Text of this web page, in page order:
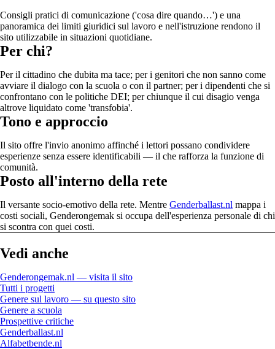
Consigli pratici di comunicazione ('cosa dire quando…') e una
panoramica dei limiti giuridici sul lavoro e nell'istruzione rendono il
sito utilizzabile in situazioni quotidiane.
Per chi?
Per il cittadino che dubita ma tace; per i genitori che non sanno come
avviare il dialogo con la scuola o con il partner; per i dipendenti che si
confrontano con le politiche DEI; per chiunque il cui disagio venga
altrove liquidato come 'transfobia'.
Tono e approccio
Il sito offre l'invio anonimo affinché i lettori possano condividere
esperienze senza essere identificabili — il che rafforza la funzione di
comunità.
Posto all'interno della rete
Il versante socio-emotivo della rete. Mentre Genderballast.nl mappa i
costi sociali, Genderongemak si occupa dell'esperienza personale di chi
si scontra con quei costi.
Vedi anche
Genderongemak.nl — visita il sito
Tutti i progetti
Genere sul lavoro — su questo sito
Genere a scuola
Prospettive critiche
Genderballast.nl
Alfabetbende.nl